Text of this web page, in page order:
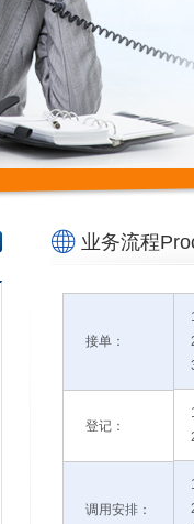
业务流程
接单：
登记：
调用安排：